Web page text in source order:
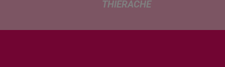
THIÉRACHE
typiquement